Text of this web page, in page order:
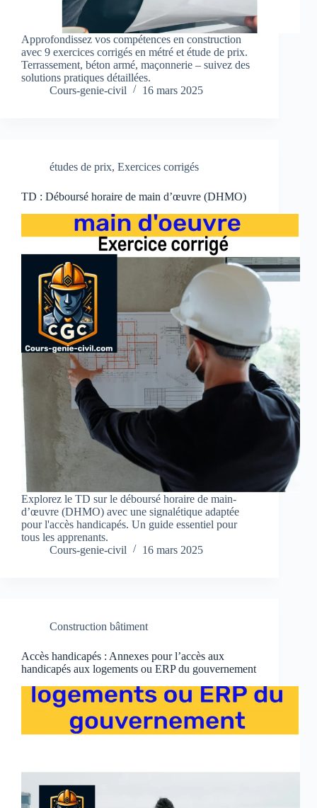
Approfondissez vos compétences en construction
avec 9 exercices corrigés en métré et étude de prix.
Terrassement, béton armé, maçonnerie – suivez des
solutions pratiques détaillées.
Cours-genie-civil
16 mars 2025
études de prix, Exercices corrigés
TD : Déboursé horaire de main d’œuvre (DHMO)
Explorez le TD sur le déboursé horaire de main-
d’œuvre (DHMO) avec une signalétique adaptée
pour l'accès handicapés. Un guide essentiel pour
tous les apprenants.
Cours-genie-civil
16 mars 2025
Construction bâtiment
Accès handicapés : Annexes pour l’accès aux
handicapés aux logements ou ERP du gouvernement